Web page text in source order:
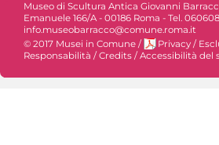
Museo di Scultura Antica Giovanni
Emanuele 166/A - 00186 Roma - Tel.
info.museobarracco@comune.roma.it
© 2017 Musei in Comune / Privacy /
Responsabilità / Credits / Accessibilità del